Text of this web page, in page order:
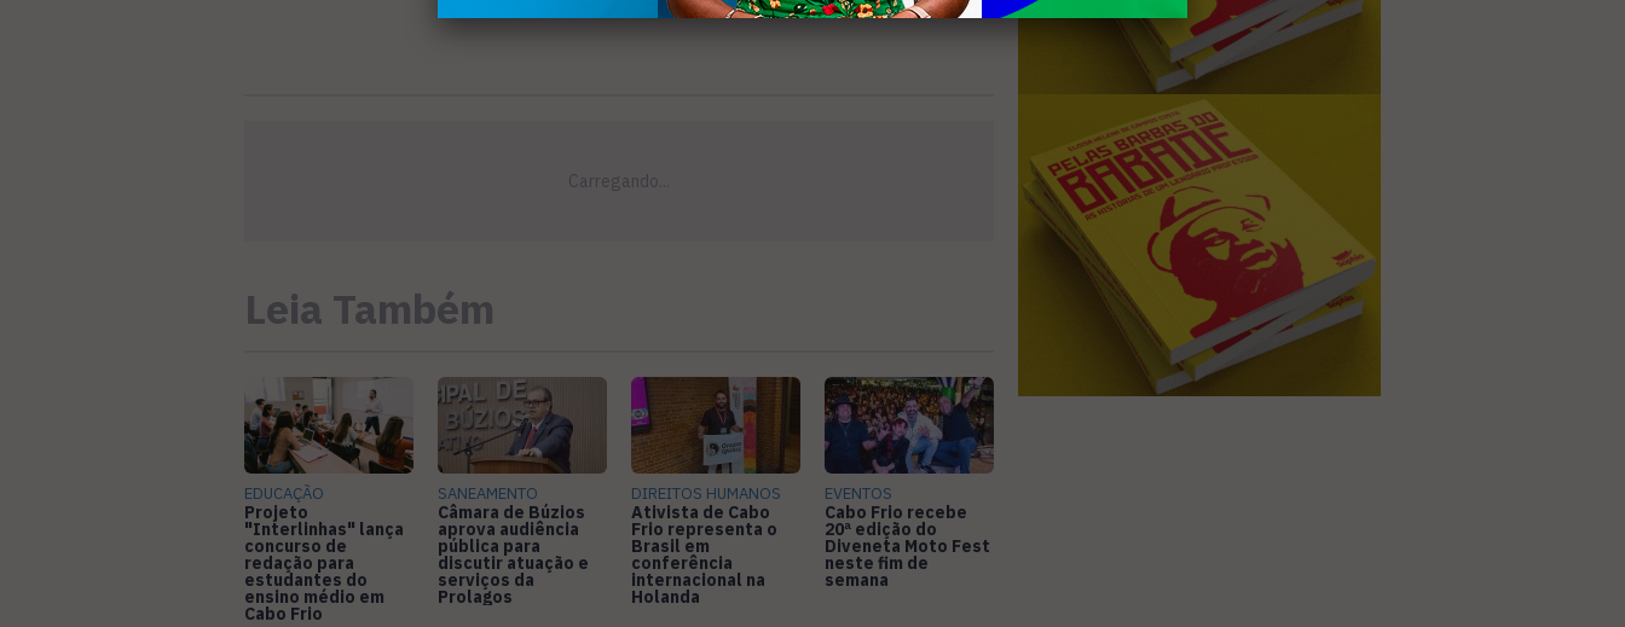
Leia Também
EDUCAÇÃO
Projeto
"Interlinhas" lança
concurso de
redação para
estudantes do
ensino médio em
Cabo Frio
SANEAMENTO
Câmara de Búzios
aprova audiência
pública para
discutir atuação e
serviços da
Prolagos
DIREITOS HUMANOS
Ativista de Cabo
Frio representa o
Brasil em
conferência
internacional na
Holanda
EVENTOS
Cabo Frio recebe
20ª edição do
Diveneta Moto Fest
neste fim de
semana